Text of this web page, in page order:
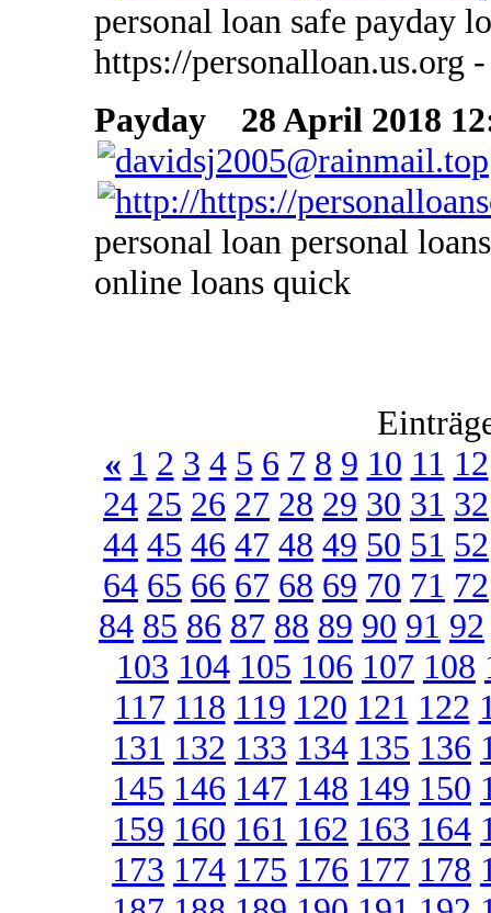
personal loan safe payday
https://personalloan.us.org
Payday
28 April 2018
personal loan personal
online loans quick
« 1 2 3 4 5 6 7 8 9 10 11 12
24 25 26 27 28 29 30 31 32
44 45 46 47 48 49 50 51 52
64 65 66 67 68 69 70 71 72
84 85 86 87 88 89 90 91 92
103 104 105 106 107 108
117 118 119 120 121 122
131 132 133 134 135 136
145 146 147 148 149 150
159 160 161 162 163 164
173 174 175 176 177 178